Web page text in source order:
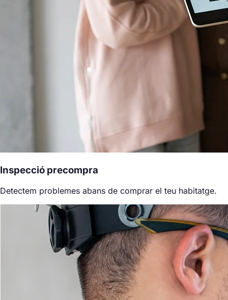
Inspecció precompra
Detectem problemes abans de comprar el teu habitatge.